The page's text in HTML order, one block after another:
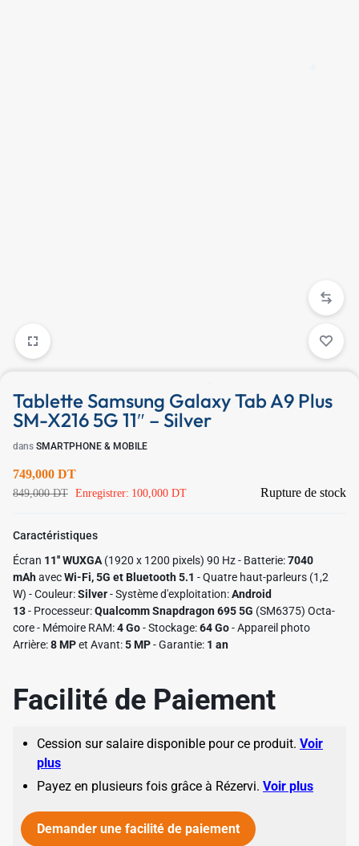
Tablette Samsung Galaxy Tab A9 Plus
SM-X216 5G 11″ – Silver
dans SMARTPHONE & MOBILE
749,000 DT
849,000DT Enregistrer: 100,000 DT Rupture de stock
Caractéristiques
Écran 11'' WUXGA (1920 x 1200 pixels) 90 Hz - Batterie:7040
mAhavecWi-Fi, 5G et Bluetooth 5.1 - Quatre haut-parleurs (1,2
W) - Couleur:Silver- Système d'exploitation:Android
13- Processeur:Qualcomm Snapdragon 695 5G (SM6375) Octa-
core - Mémoire RAM:4 Go- Stockage:64 Go- Appareil photo
Arrière:8 MPet Avant:5 MP- Garantie: 1 an
Facilité de Paiement
Cession sur salaire disponible pour ce produit. Voir
plus
Payez en plusieurs fois grâce à Rézervi. Voir plus
Demander une facilité de paiement
✱
✱